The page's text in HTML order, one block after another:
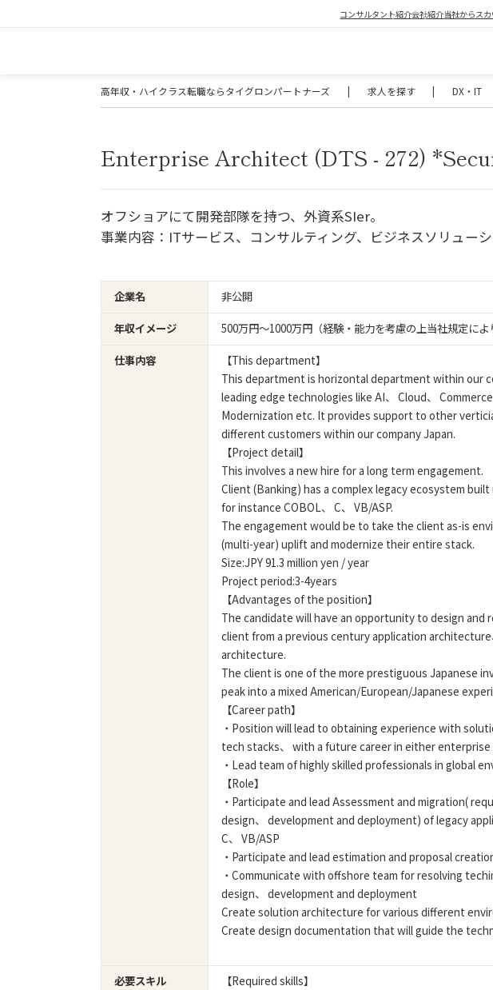
コンサルタント紹介会社紹介当社からス
高年収・ハイクラス転職ならタイグロンパートナーズ | 求人を探す | DX・IT
Enterprise Architect (DTS - 272)
オフショアにて開発部隊を持つ、外資系SIer。
事業内容：ITサービス、コンサルティング、ビジネスソリュー
企業名
非公開
年収イメージ
500万円〜1000万円（経験・能力を考慮の上当社規定によ
仕事内容
【This department】
This department is horizontal department within our
leading edge technologies like AI、 Cloud、 Commerce
Modernization etc. It provides support to other
different customers within our company Japan.
【Project detail】
This involves a new hire for a long term engagement.
Client (Banking) has a complex legacy ecosystem
for instance COBOL、 C、 VB/ASP.
The engagement would be to take the client as-is
(multi-year) uplift and modernize their entire stack.
Size:JPY 91.3 million yen / year
Project period:3-4years
【Advantages of the position】
The candidate will have an opportunity to design
client from a previous century application
architecture.
The client is one of the more prestiguous Japanese
peak into a mixed American/European/Japanese
【Career path】
・Position will lead to obtaining experience with
tech stacks、 with a future career in either
・Lead team of highly skilled professionals in global
【Role】
・Participate and lead Assessment and migration(
design、 development and deployment) of legacy
C、 VB/ASP
・Participate and lead estimation and proposal
・Communicate with offshore team for resolving
design、 development and deployment
Create solution architecture for various different
Create design documentation that will guide the
必要スキル
【Required skills】